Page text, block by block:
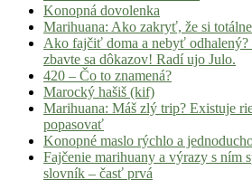
Konopná dovolenka
Marihuana: Ako zakryť, že si
Ako fajčiť doma a nebyť odhalený?
zbavte sa dôkazov! Radí ujo Julo.
420 – Čo to znamená?
Marocký hašiš (kif)
Marihuana: Máš zlý trip? Existuje
popasovať
Konopné maslo rýchlo a
Fajčenie marihuany a výrazy s ním
slovník – časť prvá